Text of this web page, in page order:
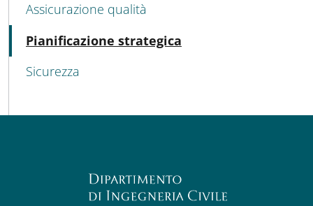
Assicurazione qualità
Pianificazione strategica
Sicurezza